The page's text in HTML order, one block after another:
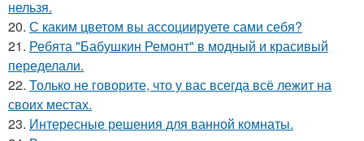
нельзя.
20. С каким цветом вы ассоциируете сами себя?
21. Ребята "Бабушкин Ремонт" в модный и красивый
переделали.
22. Только не говорите, что у вас всегда всё лежит на
своих местах.
23. Интересные решения для ванной комнаты.